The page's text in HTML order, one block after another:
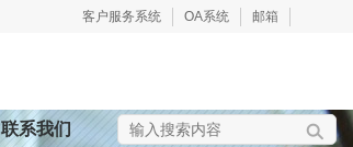
客户服务系统 OA系统 邮箱
联系我们